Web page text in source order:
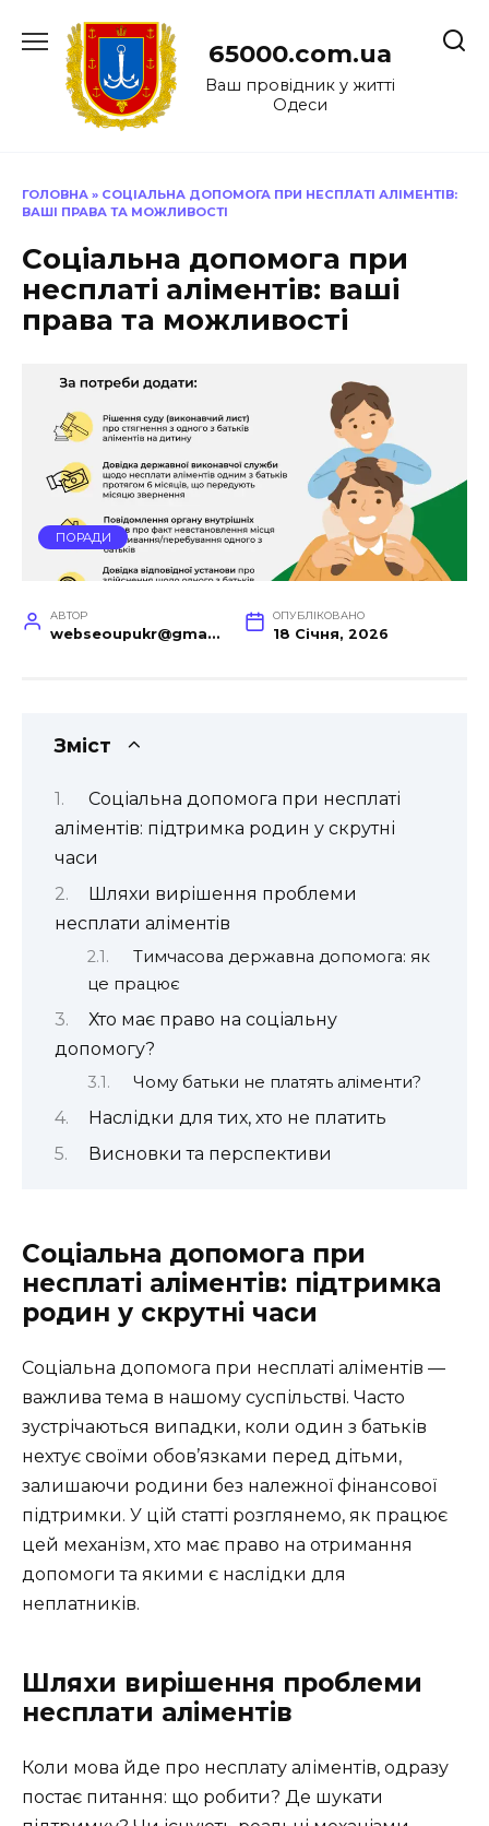
до
65000.com.ua
Ваш провідник у житті
Одеси
ГОЛОВНА » СОЦІАЛЬНА ДОПОМОГА ПРИ НЕСПЛАТІ АЛІМЕНТІВ:
ВАШІ ПРАВА ТА МОЖЛИВОСТІ
Соціальна допомога при
несплаті аліментів: ваші
права та можливості
ПОРАДИ
АВТОР
webseoupukr@gmail.com
ОПУБЛІКОВАНО
18 Січня, 2026
Зміст
Соціальна допомога при несплаті
аліментів: підтримка родин у скрутні
часи
Шляхи вирішення проблеми
несплати аліментів
Тимчасова державна допомога: як
це працює
Хто має право на соціальну
допомогу?
Чому батьки не платять аліменти?
Наслідки для тих, хто не платить
Висновки та перспективи
Соціальна допомога при
несплаті аліментів: підтримка
родин у скрутні часи
Соціальна допомога при несплаті аліментів —
важлива тема в нашому суспільстві. Часто
зустрічаються випадки, коли один з батьків
нехтує своїми обов’язками перед дітьми,
залишаючи родини без належної фінансової
підтримки. У цій статті розглянемо, як працює
цей механізм, хто має право на отримання
допомоги та якими є наслідки для
неплатників.
Шляхи вирішення проблеми
несплати аліментів
Коли мова йде про несплату аліментів, одразу
постає питання: що робити? Де шукати